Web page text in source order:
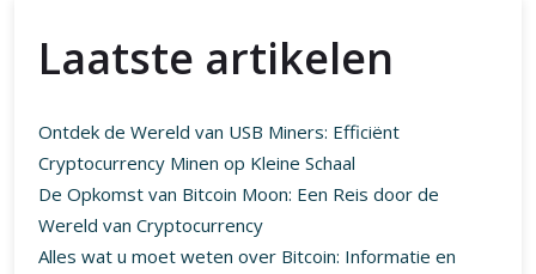
Laatste artikelen
Ontdek de Wereld van USB Miners: Efficiënt
Cryptocurrency Minen op Kleine Schaal
De Opkomst van Bitcoin Moon: Een Reis door de
Wereld van Cryptocurrency
Alles wat u moet weten over Bitcoin: Informatie en